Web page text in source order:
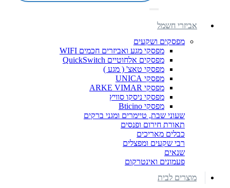
אביזרי חשמל
מפסקים ושקעים
מפסקי מגע ואביזרים חכמים WIFI
מפסקים אלחוטיים QuickSwitch
מפסקי טאצ' ( מגע )
מפסקי UNICA
מפסקי ARKE VIMAR
מפסקי ניסקו סוויץ
מפסקי Bticino
שעוני שבת, טיימרים ומגני ברקים
תאורת חירום ופנסים
כבלים מאריכים
רבי שקעים ומפצלים
שנאים
פעמונים ואינטרקום
מוצרים לבית